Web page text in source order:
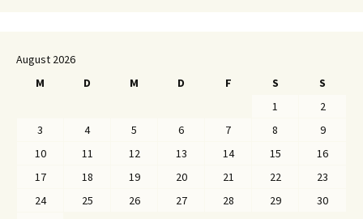
August 2026
M
D M D F S
S
1
2
3
4 5 6 7 8
9
10
11 12 13 14 15
16
17
18 19 20 21 22
23
24
25 26 27 28 29
30